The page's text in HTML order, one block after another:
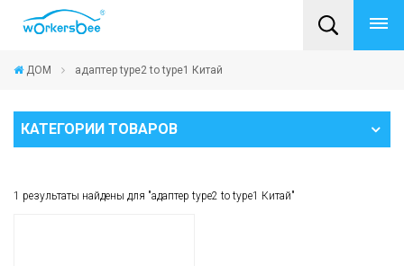
ДОМ адаптер type2 to type1 Китай
КАТЕГОРИИ ТОВАРОВ
1 результаты найдены для "адаптер type2 to type1 Китай"